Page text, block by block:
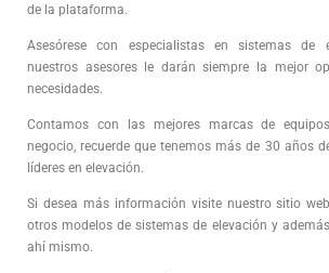
de la plataforma.
Asesórese con especialistas en sistemas de
nuestros asesores le darán siempre la mejor
necesidades.
Contamos con las mejores marcas de
negocio, recuerde que tenemos más de 30 años
líderes en elevación.
Si desea más información visite nuestro sitio
otros modelos de sistemas de elevación y
ahí mismo.